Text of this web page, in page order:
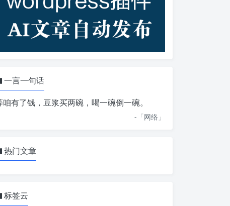
一言一句话
咱有了钱，豆浆买两碗，喝一碗倒一碗。
-「网络 」
热门文章
标签云